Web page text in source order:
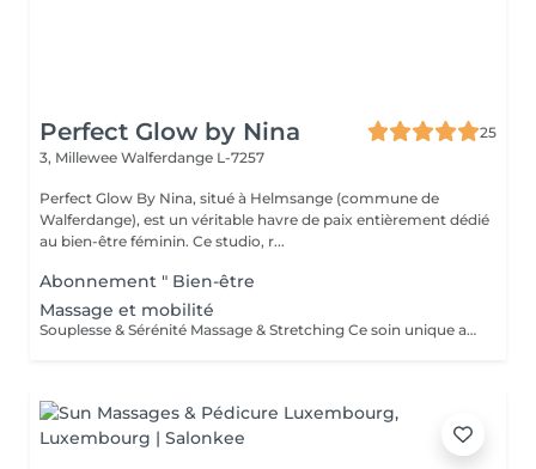
Perfect Glow by Nina
25
3, Millewee Walferdange L-7257
Perfect Glow By Nina, situé à Helmsange (commune de
Walferdange), est un véritable havre de paix entièrement dédié
au bien-être féminin. Ce studio, r...
Abonnement " Bien-être
Massage et mobilité
Souplesse & Sérénité Massage & Stretching Ce soin unique allie la détente profonde du massage bien-être à la puissance du stretching passif, pour un relâchement complet du corps et de l'esprit. Pendant la séance, j'alterne entre des mouvements de massage relaxant pour détendre les tensions musculaires, et des étirements doux et guidés pour redonner de la mobilité à vos articulations et améliorer votre posture. Bienfaits : Soulage les tensions et raideurs musculaires Améliore la souplesse et la circulation Favorise une meilleure respiration et posture Relâche le mental et réduit le stress corporel Ce soin est idéal pour les personnes actives, en période de stress, ou simplement à la recherche d'un moment de bien-être profond et équilibrant.